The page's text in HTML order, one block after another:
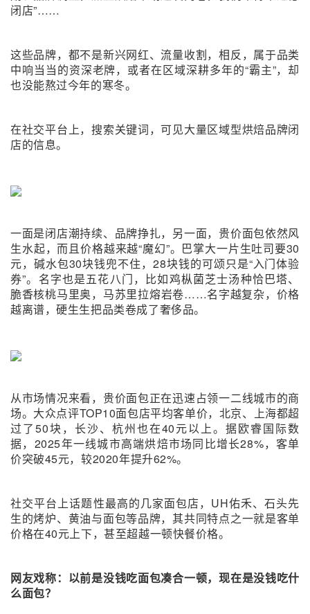
闭店”……
这些品牌，都不是新兴网红、流量收割，相反，属于品类
中响当当的资深老牌，或者在区域深耕多年的“霸主”，却
也没能熬过今年的寒冬。
在社交平台上，搜索关键词，可见大量区域型烘焙品牌闭
店的信息。
一面是闭店潮持续、品牌挣扎，另一面，贵价面包依然风
生水起，而且价格越来越“魔幻”。巴掌大一片生吐司要30
元，碱水包30块钱兜不住，28块钱的可颂只是“入门体验
券”。名字也是五花八门，比如鸡枞菌芝士汤种恰巴塔、
脆香核桃马里奥，马苏里拉熔岩卷……名字越复杂，价格
越离谱，硬生生把品类卷成了奢侈品。
从市场情况来看，贵价面包正在迅速占领一二线城市的商
场。大众点评TOP10面包店平均客单价，北京、上海都超
过了50块，长沙、杭州也在40元以上。据欧睿国际数
据，2025年一线城市高端烘焙市场同比增长28%，客单
价突破45元，较2020年提升62%。
社交平台上话题性最高的几家面包店，UH佑禾、石头先
生的烤炉、黄油与面包等品牌，其共同特点之一就是客单
价格在40元上下，甚至超越一顿快餐价格。
网友戏称：以前是没钱吃面包凑合一顿，现在是没钱吃什
么面包？